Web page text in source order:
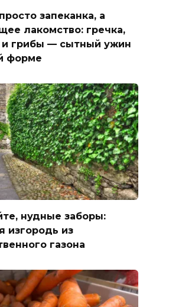
запеканка, а
лакомство: гречка,
и грибы — сытный ужин
форме
нудные заборы:
изгородь из
газона